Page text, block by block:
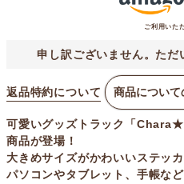
ご利用いた
申し訳ございません。ただ
返品特約について 商品につい
可愛いグッズトラック「
商品が登場！
大きめサイズがかわいいステッカ
パソコンやタブレット、手帳な